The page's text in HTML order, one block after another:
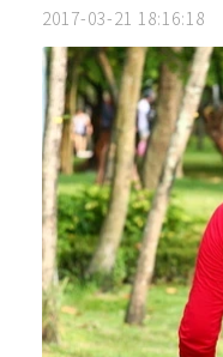
2017-03-21 18:16:18